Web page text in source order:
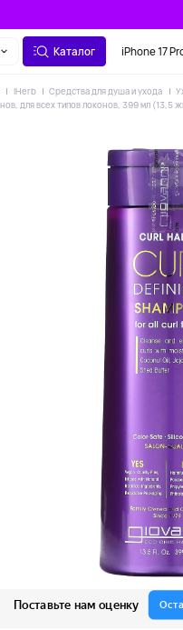
Каталог iPhone 17
IHerb Средства для душа и ухода
для всех типов локонов, 399 мл (13,5